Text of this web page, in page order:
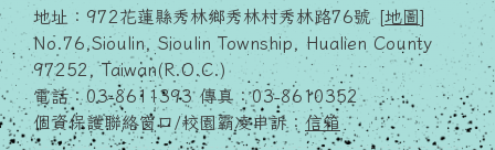
地址：972花蓮縣秀林鄉秀林村秀林路76號 [地圖]
No.76,Sioulin, Sioulin Township, Hualien County
97252, Taiwan(R.O.C.)
電話：03-8611393 傳真：03-8610352
個資保護聯絡窗口/校園霸凌申訴： 信箱